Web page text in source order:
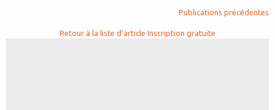
Publications précédentes
Retour à la liste d'article Inscription gratuite